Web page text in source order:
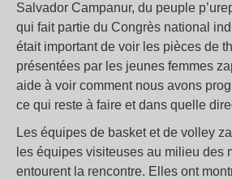
Salvador Campanur, du peuple
qui fait partie du Congrès national
était important de voir les pièces de
présentées par les jeunes femmes
aide à voir comment nous avons
ce qui reste à faire et dans quelle
Les équipes de basket et de volley
les équipes visiteuses au milieu des
entourent la rencontre. Elles ont